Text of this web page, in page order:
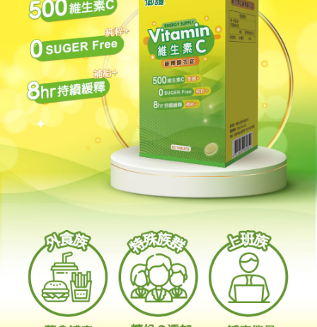
用戶於交易時，得透過本服務購買商品或服務，並由商店將買賣／分期付款
買賣價金債權讓與本公司後，依約使用本公司帳單繳交帳款。
2.基於同意付款使用「大哥付你分期」之契約關係目的，商店將以您的個人
資料（包含姓名、電話或地址）提供予台灣大哥大進項蒐集、處理及利用，
由本公司與您本人進行分期帳單所需資料之確認、核對及更正。
3.完整用戶服務條款，請詳閱以下連結：https://oppay.tw/userRule
購買商品的店家。未經商家同意取消之訂單仍視為有效，需透過AFTEE先享
後付繳納相關費用。
※ 交易是否成功請以「AFTEE先享後付 」之結帳頁面顯示為準，若有關於
是否繳費成功／繳費後需取消欲退款等相關疑問，請聯繫「AFTEE先享後付
客戶支援中心」https://netprotections.freshdesk.com/support/home
【注意事項】
１．透過由恩沛科技股份有限公司提供之「AFTEE先享後付」服務完成之交
易，需依本服務之必要範圍內提供個人資料，並將交易相關給付款項請求債
權轉讓予恩沛科技股份有限公司。
２．關於個人資料處理事宜，請瀏覽以下網址：
https://aftee.tw/terms/#terms3
３．未成年的使用者請事先徵得法定代理人或監護人之同意方可使用
「AFTEE先享後付」，若未經同意申辦者引起之損失，本公司不負相關責
４．使用「AFTEE先享後付」時，將依據個別帳號之用戶狀況，依本公司即
５．嚴禁一人註冊多個帳號或使用他人資訊註冊。若發現惡意使用之情形，
恩沛科技股份有限公司將有權停止該用戶之使用額度並採取法律行動。
每筆NT$65，滿NT$799(含以上)免運費
大榮宅配
每筆NT$80，滿NT$999(含以上)免運費